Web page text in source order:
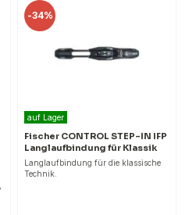
-34%
auf Lager
Fischer CONTROL STEP-IN IFP
Langlaufbindung für Klassik
Langlaufbindung für die klassische
Technik.